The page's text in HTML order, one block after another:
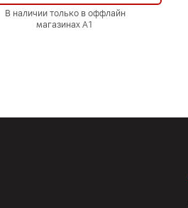
В наличии только в оффлайн
магазинах А1